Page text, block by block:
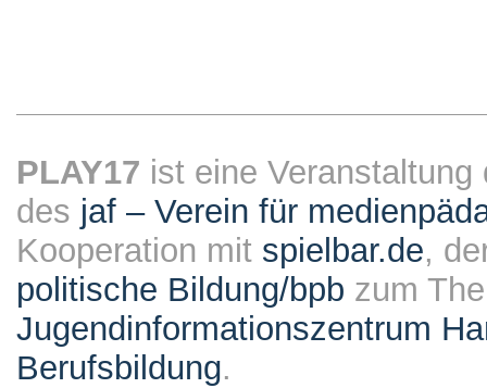
PLAY17 ist eine
des jaf – Verein für
Kooperation mit spielbar.de,
politische Bildung/bpb zum
Jugendinformationszentrum
Berufsbildung.